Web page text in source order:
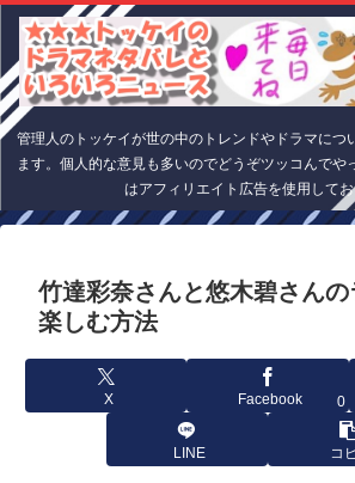
管理人のトッケイが世の中のトレンドやドラマにつ
ます。個人的な意見も多いのでどうぞツッコんでや
はアフィリエイト広告を使用して
竹達彩奈さんと悠木碧さん
楽しむ方法
X Facebook 0
LINE コ